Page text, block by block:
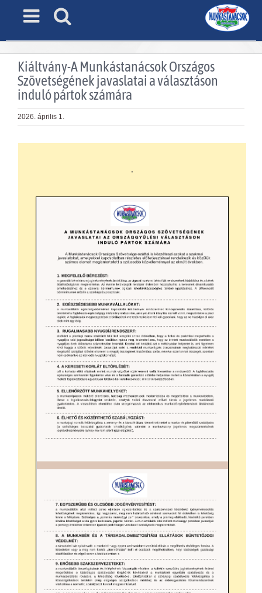
Kiáltvány-A Munkástanácsok Országos
Szövetségének javaslatai a választáson
induló pártok számára
2026. április 1.
.